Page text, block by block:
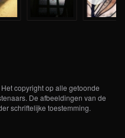
Het copyright op alle getoonde
De afbeeldingen van de
schriftelijke toestemming.